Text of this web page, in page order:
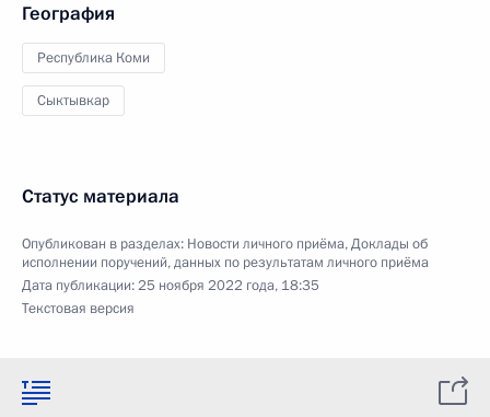
География
Республика Коми
Сыктывкар
Статус материала
Опубликован в разделах: Новости личного приёма,Доклады об
исполнении поручений, данных по результатам личного приёма
Дата публикации:25 ноября 2022 года, 18:35
Текстовая версия